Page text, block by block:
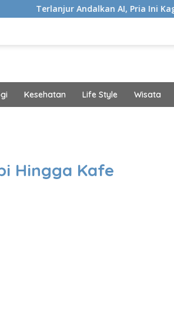
Andalkan AI, Pria Ini Kaget Idap Kanker
Kesehatan Life Style Wisata
Hingga Kafe